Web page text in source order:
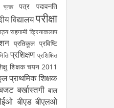
पत्र पदावनति
विद्यालयपरीक्षा
सहगामी क्रियाकलाप
प्रतिकूल प्रविष्टि
प्रशिक्षण प्रशिक्षित
शिक्षक चयन 2011
प्राथमिक शिक्षक
बर्खास्तगी बाल
बीएड बीएलओ